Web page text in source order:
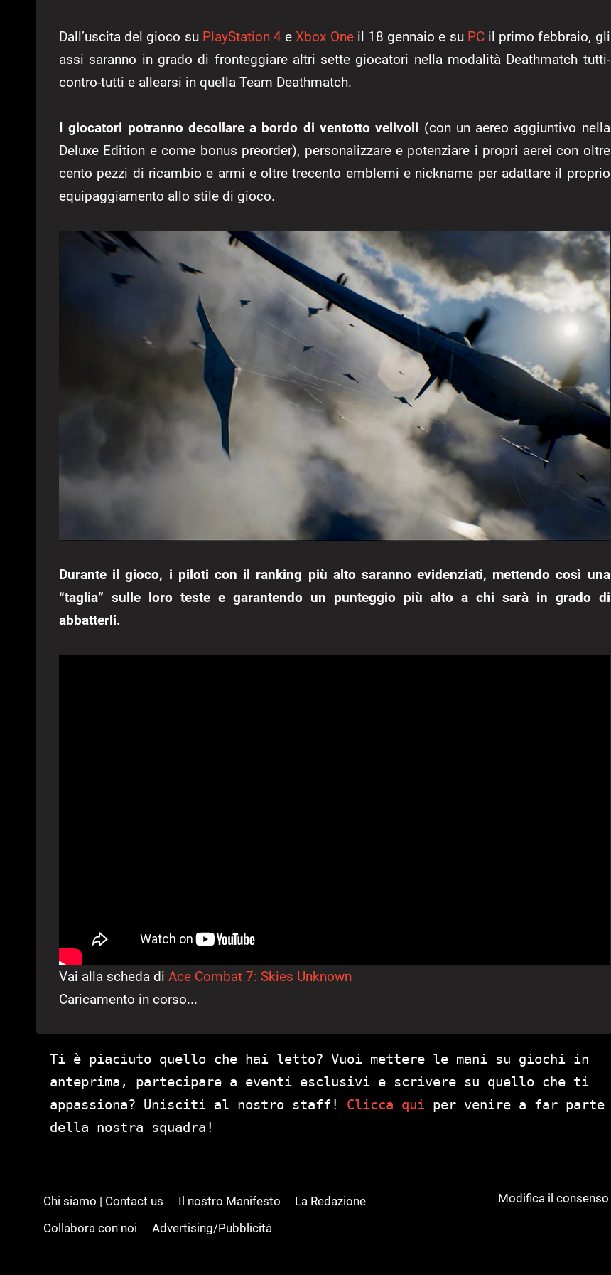
Dall’uscita del gioco su PlayStation 4 eXbox Oneil 18 gennaio e su PCil primo febbraio, gli
assi saranno in grado di fronteggiare altri sette giocatori nella modalità Deathmatch tutti-
contro-tutti e allearsi in quella Team Deathmatch.
I giocatori potranno decollare a bordo di ventotto velivoli (con un aereo aggiuntivo nella
Deluxe Edition e come bonus preorder), personalizzare e potenziare i propri aerei con oltre
cento pezzi di ricambio e armi e oltre trecento emblemi e nickname per adattare il proprio
equipaggiamento allo stile di gioco.
Durante il gioco, i piloti con il ranking più alto saranno evidenziati, mettendo così una
“taglia” sulle loro teste e garantendo un punteggio più alto a chi sarà in grado di
abbatterli.
Vai alla scheda di Ace Combat 7: Skies Unknown
Caricamento in corso...
Ti è piaciuto quello che hai letto? Vuoi mettere le mani su giochi in
anteprima, partecipare a eventi esclusivi e scrivere su quello che ti
appassiona? Unisciti al nostro staff! Clicca qui per venire a far parte
della nostra squadra!
Chi siamo | Contact us Il nostro Manifesto
La Redazione
Collabora con noi
Advertising/Pubblicità
Modifica il consenso